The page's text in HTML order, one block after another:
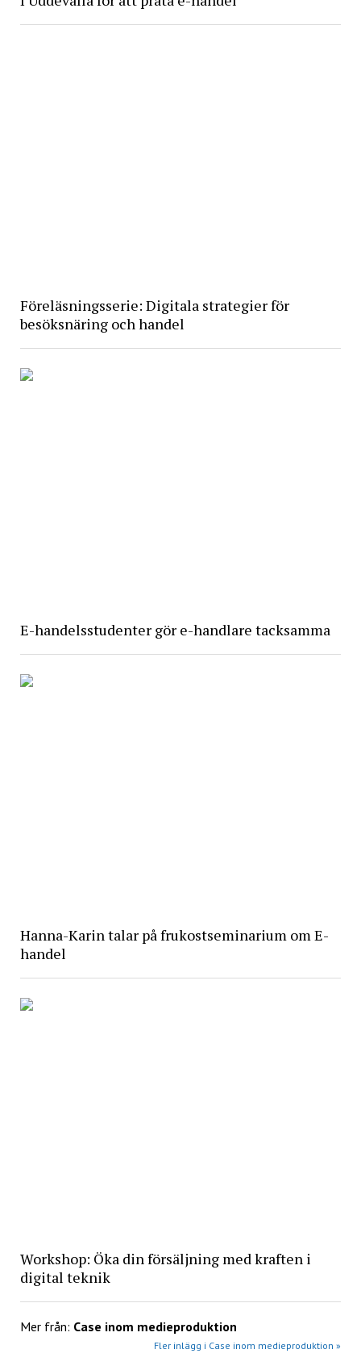
Föreläsningsserie: Digitala strategier för
besöksnäring och handel
E-handelsstudenter gör e-handlare tacksamma
Hanna-Karin talar på frukostseminarium om E-
handel
Workshop: Öka din försäljning med kraften i
digital teknik
Mer från: Case inom medieproduktion
Fler inlägg i Case inom medieproduktion »